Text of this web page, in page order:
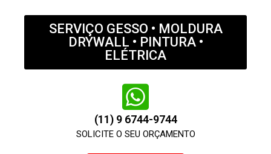
SERVIÇO GESSO • MOLDURA
DRYWALL • PINTURA •
ELÉTRICA
(11) 9 6744-9744
SOLICITE O SEU ORÇAMENTO